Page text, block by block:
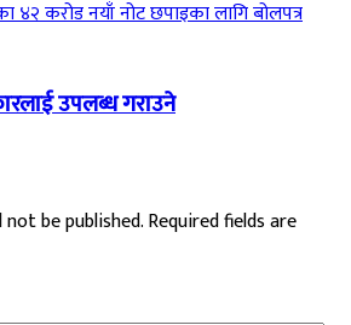
उपलब्ध गराउने
be published.Required fields are